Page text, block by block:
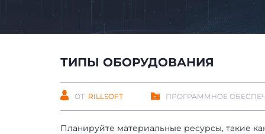
ТИПЫ ОБОРУДОВАНИЯ
Планируйте материальные ресурсы, такие
ОТ RILLSOFT ПРОГРАММНОЕ